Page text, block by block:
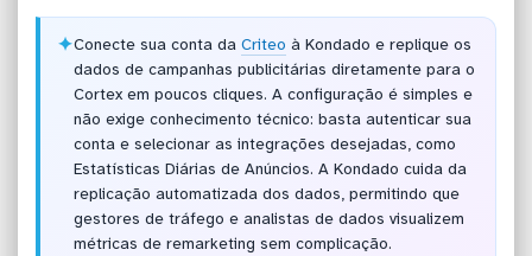
✦Conecte sua conta da Criteo à Kondado e replique os
dados de campanhas publicitárias diretamente para o
Cortex em poucos cliques. A configuração é simples e
não exige conhecimento técnico: basta autenticar sua
conta e selecionar as integrações desejadas, como
Estatísticas Diárias de Anúncios. A Kondado cuida da
replicação automatizada dos dados, permitindo que
gestores de tráfego e analistas de dados visualizem
métricas de remarketing sem complicação.